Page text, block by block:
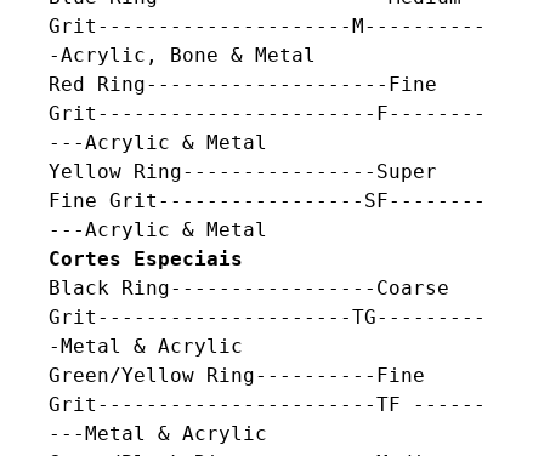
Grit---------------------M----------
-Acrylic, Bone & Metal
Red Ring--------------------Fine
Grit-----------------------F--------
---Acrylic & Metal
Yellow Ring----------------Super
Fine Grit-----------------SF--------
Cortes Especiais
Black Ring-----------------Coarse
Grit---------------------TG---------
-Metal & Acrylic
Green/Yellow Ring----------Fine
Grit-----------------------TF ------
---Metal & Acrylic